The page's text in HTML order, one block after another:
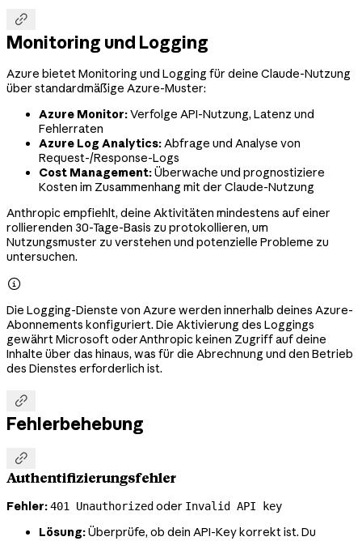

Monitoring und Logging
Azure bietet Monitoring und Logging für deine Claude-Nutzung
über standardmäßige Azure-Muster:
Azure Monitor:Verfolge API-Nutzung, Latenz und
Fehlerraten
Azure Log Analytics:Abfrage und Analyse von
Request-/Response-Logs
Cost Management:Überwache und prognostiziere
Kosten im Zusammenhang mit der Claude-Nutzung
Anthropic empfiehlt, deine Aktivitäten mindestens auf einer
rollierenden 30-Tage-Basis zu protokollieren, um
Nutzungsmuster zu verstehen und potenzielle Probleme zu
untersuchen.

Die Logging-Dienste von Azure werden innerhalb deines Azure-
Abonnements konfiguriert. Die Aktivierung des Loggings
gewährt Microsoft oder Anthropic keinen Zugriff auf deine
Inhalte über das hinaus, was für die Abrechnung und den Betrieb
des Dienstes erforderlich ist.

Fehlerbehebung

Authentifizierungsfehler
Fehler:401 Unauthorized oder Invalid API key
Lösung:Überprüfe, ob dein API-Key korrekt ist. Du